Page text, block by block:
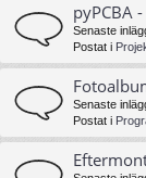
pyPCBA
Senaste
Postat i
Senaste
Postat i